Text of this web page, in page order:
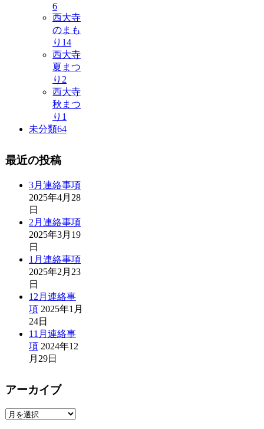
6
西大寺
のまも
り 14
西大寺
夏まつ
り 2
西大寺
秋まつ
り 1
未分類64
最近の投稿
3月連絡事項
2025年4月28
日
2月連絡事項
2025年3月19
日
1月連絡事項
2025年2月23
日
12月連絡事
項 2025年1月
24日
11月連絡事
項 2024年12
月29日
アーカイブ
ア